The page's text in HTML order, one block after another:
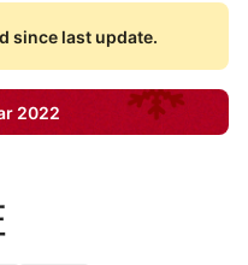
since last update.
2022